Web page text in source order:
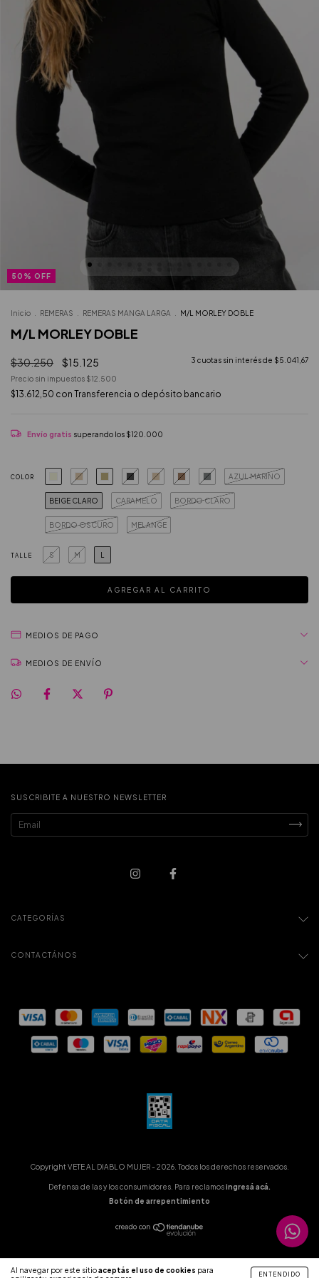
Al navegar por este sitioaceptás el uso de cookies para
ENTENDIDO
50 % OFF
Inicio REMERAS REMERAS MANGA LARGA M/L MORLEY DOBLE
M/L MORLEY DOBLE
$30.250 $15.125 3 cuotas sin interés de $5.041,67
Precio sin impuestos $12.500
$13.612,50 con Transferencia o depósito bancario
Envío gratis superando los $120.000
COLOR AZUL MARINO
BEIGE CLARO CARAMELO BORDO CLARO
BORDO OSCURO MELANGE
TALLE S M L
MEDIOS DE PAGO
MEDIOS DE ENVÍO
SUSCRIBITE A NUESTRO NEWSLETTER
CATEGORÍAS
CONTACTÁNOS
Copyright VETE AL DIABLO MUJER - 2026. Todos los derechos reservados.
Defensa de las y los consumidores. Para reclamosingresá acá.
Botón de arrepentimiento